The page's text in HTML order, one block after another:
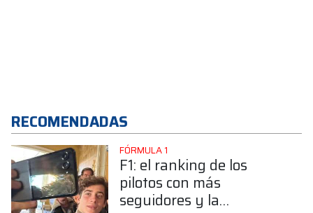
RECOMENDADAS
FÓRMULA 1
F1: el ranking de los
pilotos con más
seguidores y la